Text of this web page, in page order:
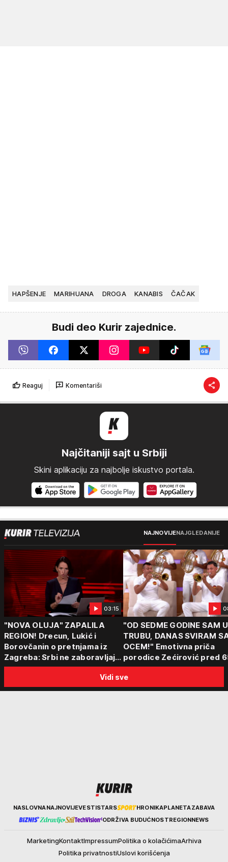
HAPŠENJE MARIHUANA DROGA KANABIS ČAČAK
Budi deo Kurir zajednice.
Reaguj Komentariši
Najčitaniji sajt u Srbiji
Skini aplikaciju za najbolje iskustvo portala.
NAJNOVIJENAJGLEDANIJE
03:15
"NOVA OLUJA" ZAPALILA
REGION! Drecun, Lukić i
Borovčanin o pretnjama iz
Zagreba: Srbi ne zaboravljaju
progon
"OD SEDME GODINE SAM
TRUBU, DANAS SVIRAM
OCEM!" Emotivna priča
porodice Zećirović pred
Sabor trubača u Guči
Vidi sve
KurirNASLOVNANAJNOVIJEVESTISTARS HRONIKAPLANETAZABAVA
ODRŽIVA BUDUĆNOSTREGIONNEWS
MarketingKontaktImpressumPolitika o kolačićimaArhiva
Politika privatnostiUslovi korišćenja